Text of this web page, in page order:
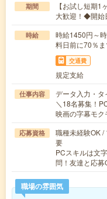
期間
【お試し短期
大歓迎！◆開始
時給
時給1450円～
料日前に70％
交通費
規定支給
仕事内容
データ入力・タ
＼18名募集！
映画の字幕モ
応募資格
職種未経験OK /
要
PCスキルは文
問！友達と応
職場の雰囲気